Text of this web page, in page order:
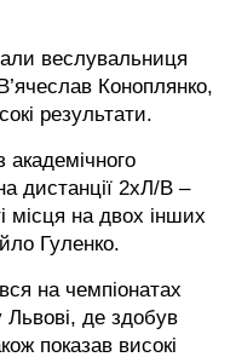
веслувальниця
Коноплянко,
результати.
академічного
дистанції 2хЛ/В –
місця на двох інших
Гуленко.
на чемпіонатах
Львові, де здобув
показав високі